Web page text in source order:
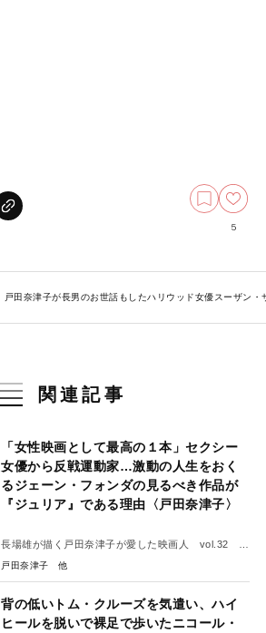
5
戸田奈津子が長男のお世話もしたハリウッド女優スーザン
関連記事
「女性映画として最高の１本」セクシー
女優から反戦運動家…激動の人生をおく
るジェーン・フォンダの見るべき作品が
『ジュリア』である理由〈戸田奈津子〉
長場雄が描く戸田奈津子が愛した映画人 vol.32 ジ
ェーン・フォンダ
戸田奈津子
背の低いトム・クルーズを気遣い、ハイ
ヒールを脱いで裸足で歩いたニコール・